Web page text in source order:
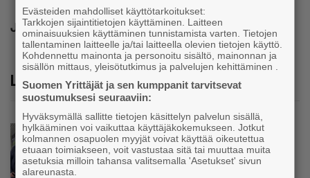
Jaa
Lue lisää
Uutinen
Parikkalassa toimii yhä liike, jollainen alkaa
olla muualla harvinaisuus – Yrittäjä Hilkka
Evästeiden mahdolliset käyttötarkoitukset:
Tarkkojen sijaintitietojen käyttäminen. Laitteen
ominaisuuksien käyttäminen tunnistamista varten. Tietojen
tallentaminen laitteelle ja/tai laitteella olevien tietojen käyttö.
Kohdennettu mainonta ja personoitu sisältö, mainonnan ja
sisällön mittaus, yleisötutkimus ja palvelujen kehittäminen .
Suomen Yrittäjät ja sen kumppanit tarvitsevat
suostumuksesi seuraaviin:
Hyväksymällä sallitte tietojen käsittelyn palvelun sisällä,
hylkääminen voi vaikuttaa käyttäjäkokemukseen. Jotkut
kolmannen osapuolen myyjät voivat käyttää oikeutettua
etuaan toimiakseen, voit vastustaa sitä tai muuttaa muita
asetuksia milloin tahansa valitsemalla 'Asetukset' sivun
alareunasta.